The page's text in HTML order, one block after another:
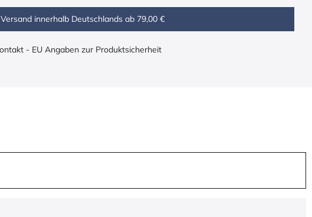
innerhalb Deutschlands ab 79,00 €
- EU Angaben zur Produktsicherheit